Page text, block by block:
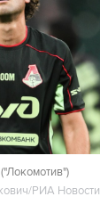
РИА Новости